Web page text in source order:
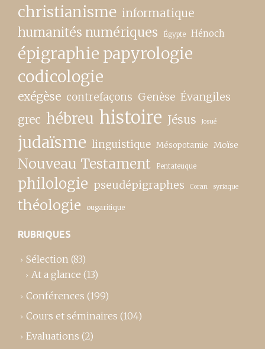
christianisme informatique
humanités numériques Égypte Hénoch
épigraphie papyrologie
codicologie
exégèse contrefaçons Genèse Évangiles
grec hébreu histoire Jésus Josué
judaïsme linguistique Mésopotamie Moïse
Nouveau Testament Pentateuque
philologie pseudépigraphes Coran syriaque
théologie ougaritique
RUBRIQUES
Sélection (83)
At a glance (13)
Conférences (199)
Cours et séminaires (104)
Evaluations (2)